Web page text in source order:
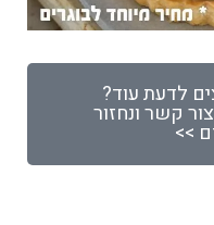
לדעת עוד?
קשר ונחזור
>>